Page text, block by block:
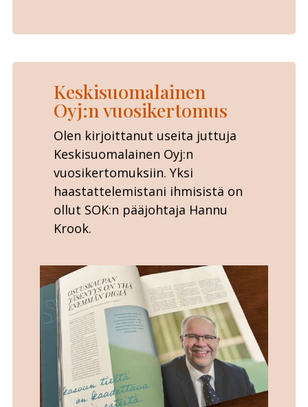
Keskisuomalainen
Oyj:n vuosikertomus
Olen kirjoittanut useita juttuja
Keskisuomalainen Oyj:n
vuosikertomuksiin. Yksi
haastattelemistani ihmisistä on
ollut SOK:n pääjohtaja Hannu
Krook.